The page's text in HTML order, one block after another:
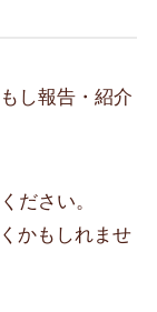
し報告・紹介
ださい。
かもしれませ